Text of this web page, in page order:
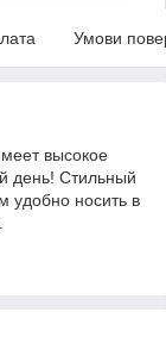
Умови
высокое
день! Стильный
удобно носить в